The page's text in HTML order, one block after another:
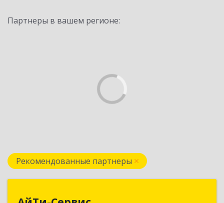
Партнеры в вашем регионе:
Рекомендованные партнеры